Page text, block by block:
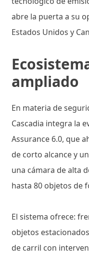
abre la puerta a su
Estados Unidos y
ampliado
En materia de
Cascadia integra la
Assurance 6.0, que
de corto alcance y
una cámara de alta
hasta 80 objetos de
El sistema ofrece:
objetos
de carril con